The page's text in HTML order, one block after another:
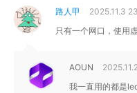
路人甲
2025.11.3
只有一个网口，使用
AOUN
我一直用的都是